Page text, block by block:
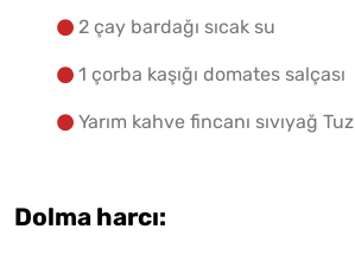
2 çay bardağı sıcak su
1 çorba kaşığı domates salçası
Yarım kahve fincanı sıvıyağ Tuz
Dolma harcı: